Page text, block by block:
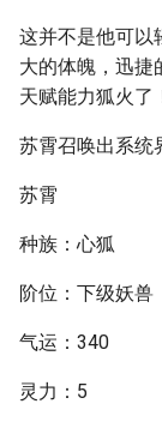
这并不是他可以
大的体魄，迅捷
天赋能力狐火了
苏霄召唤出系统
苏霄
种族：心狐
阶位：下级妖兽
气运：340
灵力：5